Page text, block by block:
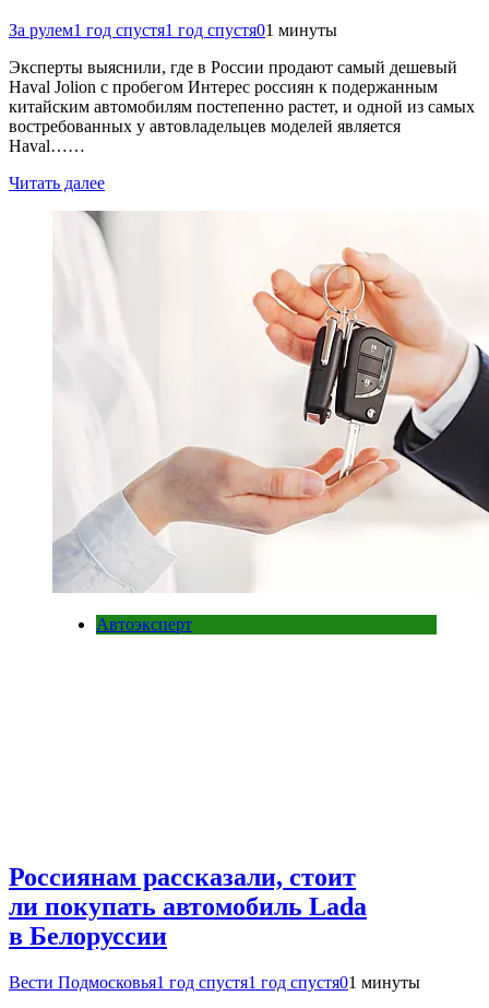
За рулем1 год спустя1 год спустя01 минуты
Эксперты выяснили, где в России продают самый дешевый
Haval Jolion с пробегом Интерес россиян к подержанным
китайским автомобилям постепенно растет, и одной из самых
востребованных у автовладельцев моделей является
Haval……
Читать далее
Автоэксперт
Россиянам рассказали, стоит
ли покупать автомобиль Lada
в Белоруссии
Вести Подмосковья1 год спустя1 год спустя01 минуты